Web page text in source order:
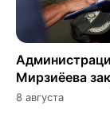
Мирзиёева
8 августа